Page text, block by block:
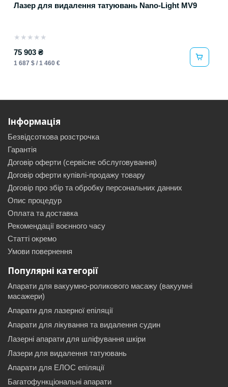
Лазер для видалення татуювань Nano-Light MV9
★ ★ ★ ★ ★
75 903 ₴
1 687 $ / 1 460 €
Інформація
Безвідсоткова розстрочка
Гарантія
Договір оферти (сервісне обслуговування)
Договір оферти купівлі-продажу товару
Договір про збір та обробку персональних данних
Опис процедур
Оплата та доставка
Рекомендації воєнного часу
Статті окремо
Умови повернення
Популярні категорії
Апарати для вакуумно-роликового масажу (вакуумні
масажери)
Апарати для лазерної епіляції
Апарати для лікування та видалення судин
Лазерні апарати для шліфування шкіри
Лазери для видалення татуювань
Апарати для ЕЛОС епіляції
Багатофункціональні апарати